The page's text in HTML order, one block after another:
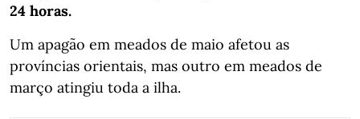
24 horas.
Um apagão em meados de maio afetou as
províncias orientais, mas outro em meados de
março atingiu toda a ilha.